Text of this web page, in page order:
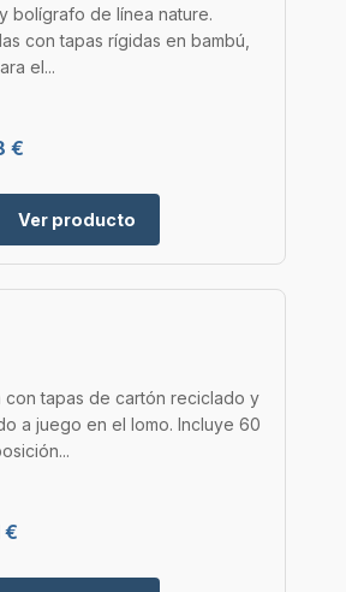
bolígrafo de línea nature.
con tapas rígidas en bambú,
el...
€
Ver producto
con tapas de cartón reciclado y
a juego en el lomo. Incluye 60
€